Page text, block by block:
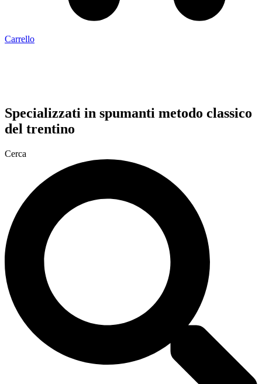
Carrello
Specializzati in spumanti metodo classico
del trentino
Cerca